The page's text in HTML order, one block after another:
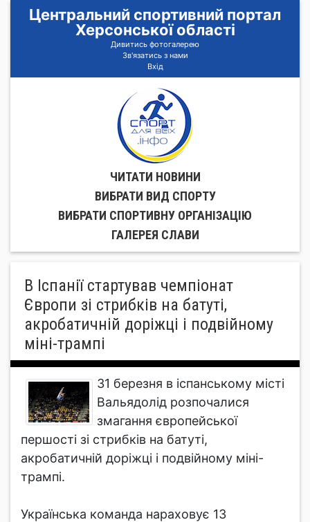
Центральний спортивний портал
Херсонської області
Дивитись фотогалерею
Зв'язатись з нами
Вхід
ЧИТАТИ НОВИНИ
ВИБРАТИ ВИД СПОРТУ
ВИБРАТИ СПОРТИВНУ ОРГАНIЗАЦIЮ
ГАЛЕРЕЯ СЛАВИ
В Іспанії стартував чемпіонат
Європи зі стрибків на батуті,
акробатичній доріжці і подвійному
міні-трампі
31 березня в іспанському місті
Вальядолід розпочалися
змагання європейської
першості зі стрибків на батуті,
акробатичній доріжці і подвійному міні-
трампі.
Українська команда нараховує 13